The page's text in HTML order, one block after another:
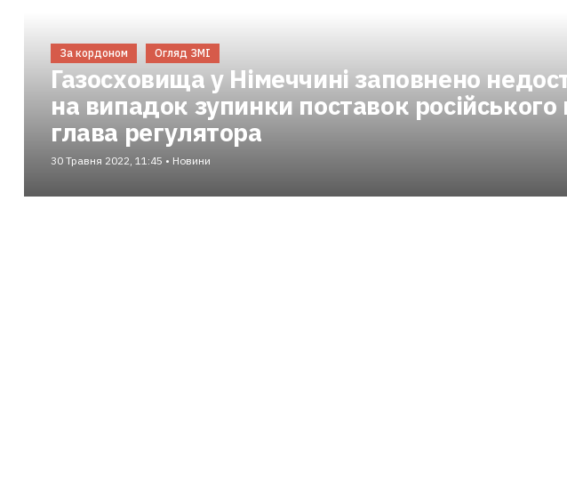
За кордоном Огляд ЗМІ
Газосховища у Німеччині заповнено
на випадок зупинки поставок російського
глава регулятора
30 Травня 2022, 11:45 • Новини